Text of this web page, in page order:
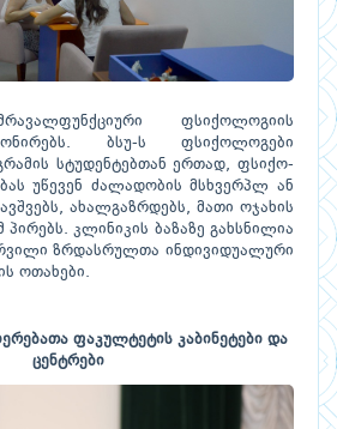
ფსიქოლოგიის
ბსუ-ს ფსიქოლოგები
სტუდენტებთან ერთად, ფსიქო-
უწევენ ძალადობის მსხვერპლ ან
ახალგაზრდებს, მათი ოჯახის
პირებს. კლინიკის ბაზაზე გახსნილია
ზრდასრულთა ინდივიდუალური
ოთახები.
ფაკულტეტის კაბინეტები და
ცენტრები